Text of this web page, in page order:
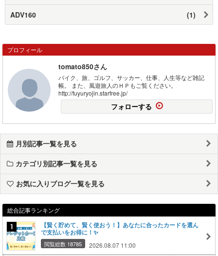
ADV160 (1)
プロフィール
tomato850さん
バイク、旅、ゴルフ、サッカー、仕事、人生等など雑記
帳。 また、風遊旅人のＨＰもご覧ください。
http://fuyuryojin.starfree.jp/
フォローする
月別記事一覧を見る
カテゴリ別記事一覧を見る
お気に入りブログ一覧を見る
総合記事ランキング
【賢く貯めて、賢く使おう！】あなたに合ったカードを選ん
で支払いをお得に！✨
閲覧総数 18785 2026.08.07 11:00